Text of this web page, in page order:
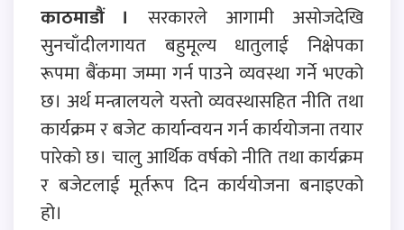
काठमाडौं । सरकारले आगामी असोजदेखि
सुनचाँदीलगायत बहुमूल्य धातुलाई निक्षेपका
रूपमा बैंकमा जम्मा गर्न पाउने व्यवस्था गर्ने भएको
छ। अर्थ मन्त्रालयले यस्तो व्यवस्थासहित नीति तथा
कार्यक्रम र बजेट कार्यान्वयन गर्न कार्ययोजना तयार
पारेको छ। चालु आर्थिक वर्षको नीति तथा कार्यक्रम
र बजेटलाई मूर्तरूप दिन कार्ययोजना बनाइएको
हो।